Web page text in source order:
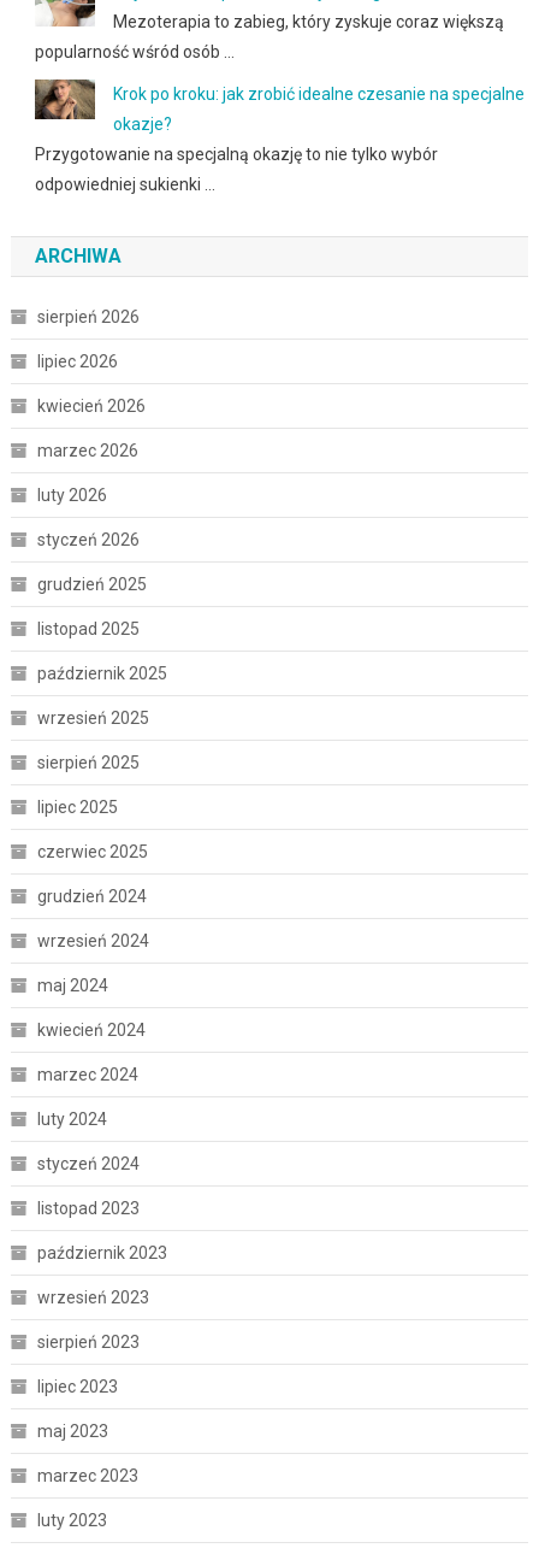
Mezoterapia to zabieg, który zyskuje coraz większą
popularność wśród osób …
Krok po kroku: jak zrobić idealne czesanie na specjalne
okazje?
Przygotowanie na specjalną okazję to nie tylko wybór
odpowiedniej sukienki …
ARCHIWA
sierpień 2026
lipiec 2026
kwiecień 2026
marzec 2026
luty 2026
styczeń 2026
grudzień 2025
listopad 2025
październik 2025
wrzesień 2025
sierpień 2025
lipiec 2025
czerwiec 2025
grudzień 2024
wrzesień 2024
maj 2024
kwiecień 2024
marzec 2024
luty 2024
styczeń 2024
listopad 2023
październik 2023
wrzesień 2023
sierpień 2023
lipiec 2023
maj 2023
marzec 2023
luty 2023